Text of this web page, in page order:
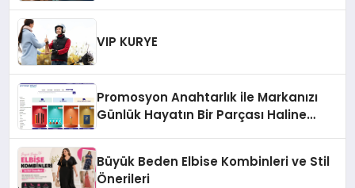
VIP KURYE
Promosyon Anahtarlık ile Markanızı
Günlük Hayatın Bir Parçası Haline
Büyük Beden Elbise Kombinleri ve Stil
Önerileri